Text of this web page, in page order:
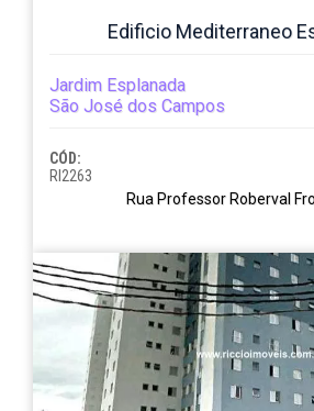
Edificio Mediterraneo
Jardim Esplanada
São José dos Campos
CÓD:
RI2263
Rua Professor Roberval